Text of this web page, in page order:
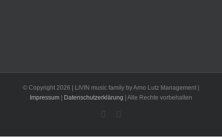
© Copyright 2026 | LIVIN music family by Arno Lutz Management |
Impressum
Datenschutzerklärung | Alle Rechte vorbehalten
Facebook